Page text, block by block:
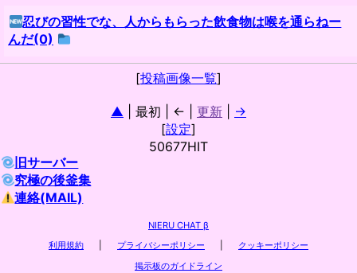
忍びの習性でな、人からもらった飲食物は喉を通らねー
んだ(0)
[投稿画像一覧]
▲ | 最初 | ← | 更新
→
[設定]
50677HIT
旧サーバー
究極の後釜集
連絡(MAIL)
NIERU CHAT β
利用規約
プライバシーポリシー
クッキーポリシー
掲示板のガイドライン